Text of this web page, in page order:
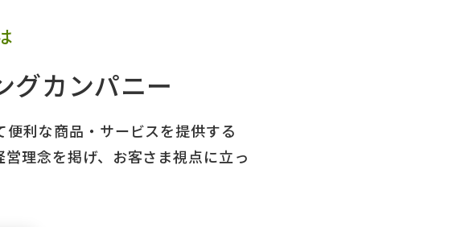
グカンパニー
利な商品・サービスを提供する
理念を掲げ、お客さま視点に立っ